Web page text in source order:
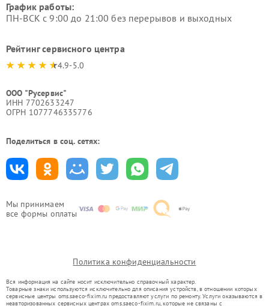
Мы принимаем
все формы оплаты
График работы:
ПН-ВСК с 9:00 до 21:00 без перерывов и выходных
Рейтинг сервисного центра
4.9-5.0
ООО "Русервис"
ИНН 7702633247
ОГРН 1077746335776
Поделиться в соц. сетях:
Политика конфиденциальности
Вся информация на сайте носит исключительно справочный характер.
Товарные знаки используются исключительно для описания устройств, в отношении которых
сервисные центры oms.saeco-fixim.ru предоставляют услуги по ремонту. Услуги оказываются в
неавторизованных сервисных центрах oms.saeco-fixim.ru, которые не связаны с